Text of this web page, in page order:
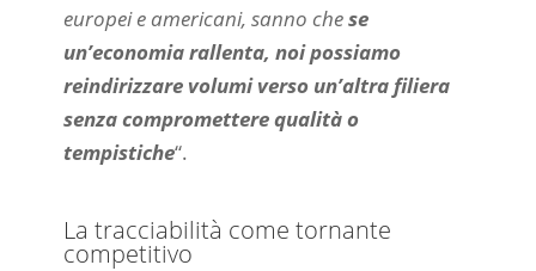
europei e americani, sanno chese
un’economia rallenta, noi possiamo
reindirizzare volumi verso un’altra filiera
senza compromettere qualità o
tempistiche“.
La tracciabilità come tornante
competitivo